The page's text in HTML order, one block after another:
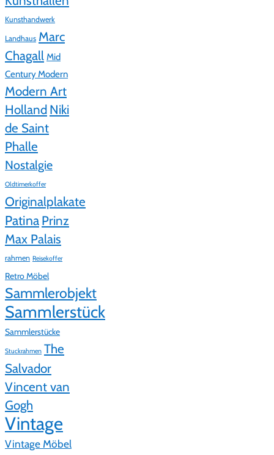
Kunsthandwerk
Landhaus Marc
Chagall Mid
Century Modern
Modern Art
Holland Niki
de Saint
Phalle
Nostalgie
Oldtimerkoffer
Originalplakate
Patina Prinz
Max Palais
rahmen Reisekoffer
Retro Möbel
Sammlerobjekt
Sammlerstück
Sammlerstücke
Stuckrahmen The
Salvador
Vincent van
Gogh
Vintage
Vintage Möbel